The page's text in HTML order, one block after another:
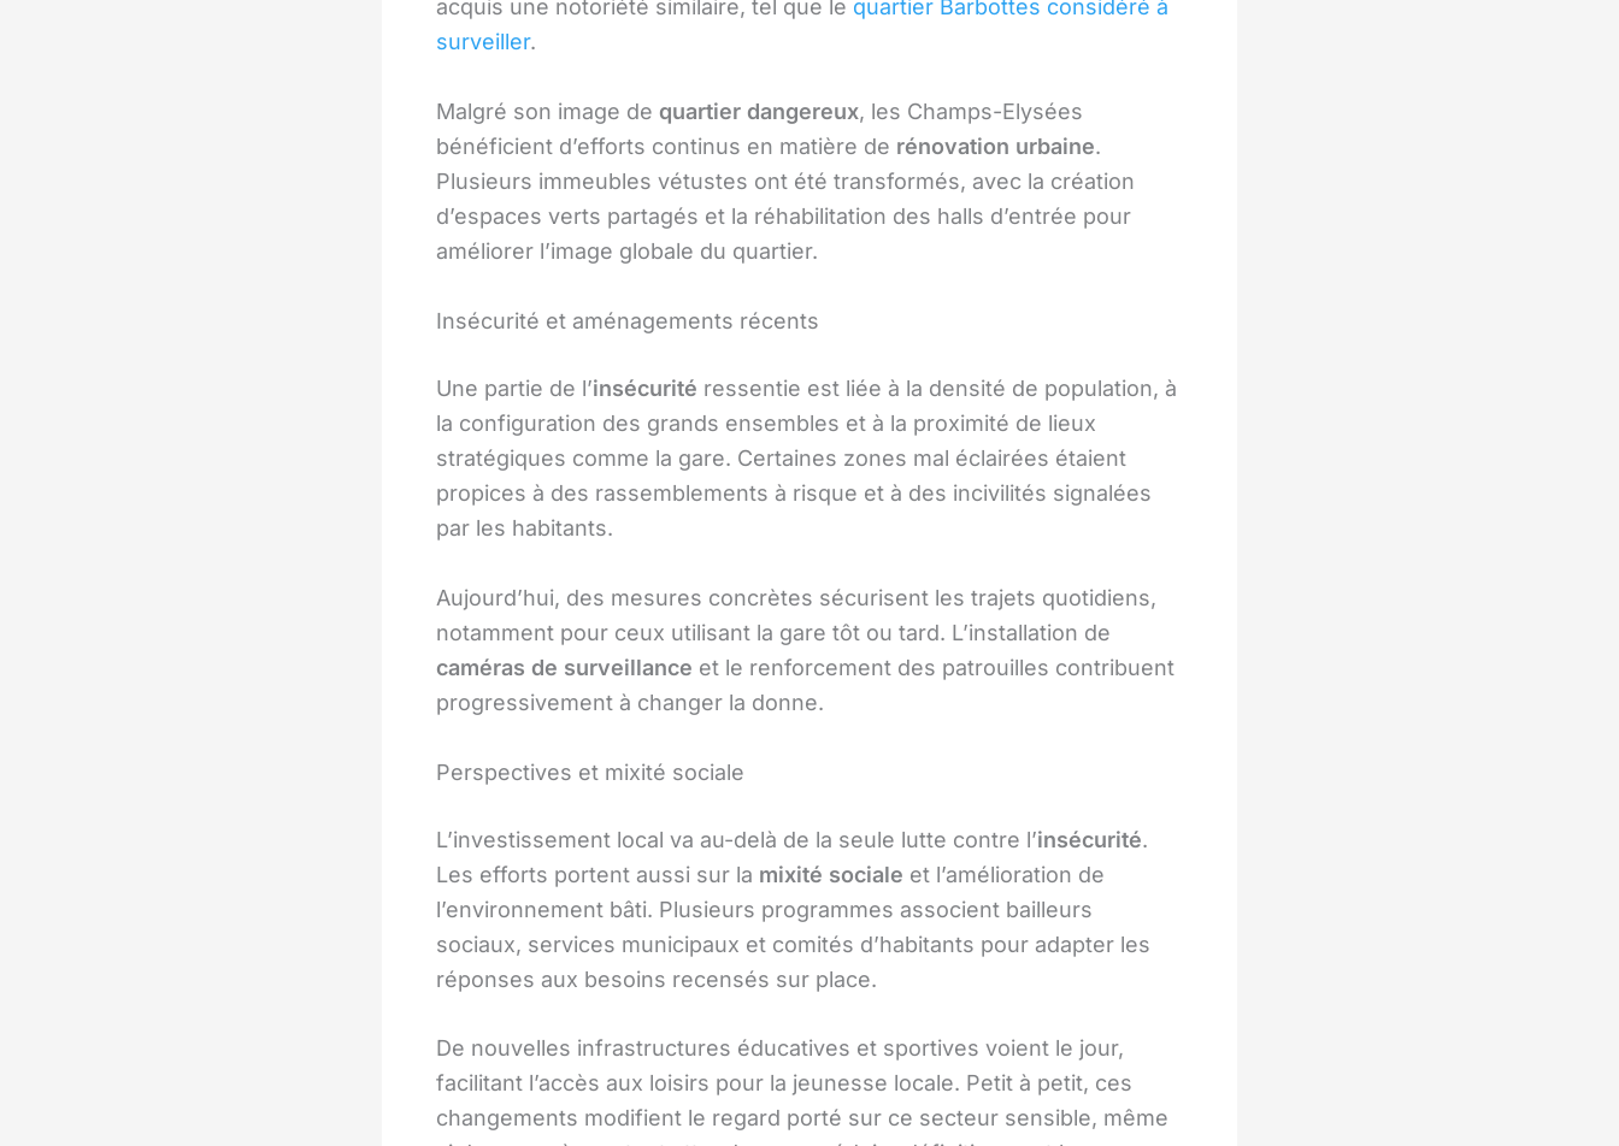
acquis une notoriété similaire, tel que le quartier Barbottes considéré à
surveiller.
Malgré son image de quartier dangereux, les Champs-Elysées
bénéficient d’efforts continus en matière de rénovation urbaine.
Plusieurs immeubles vétustes ont été transformés, avec la création
d’espaces verts partagés et la réhabilitation des halls d’entrée pour
améliorer l’image globale du quartier.
Insécurité et aménagements récents
Une partie de l’insécurité ressentie est liée à la densité de population, à
la configuration des grands ensembles et à la proximité de lieux
stratégiques comme la gare. Certaines zones mal éclairées étaient
propices à des rassemblements à risque et à des incivilités signalées
par les habitants.
Aujourd’hui, des mesures concrètes sécurisent les trajets quotidiens,
notamment pour ceux utilisant la gare tôt ou tard. L’installation de
caméras de surveillance et le renforcement des patrouilles contribuent
progressivement à changer la donne.
Perspectives et mixité sociale
L’investissement local va au-delà de la seule lutte contre l’insécurité.
Les efforts portent aussi sur la mixité sociale et l’amélioration de
l’environnement bâti. Plusieurs programmes associent bailleurs
sociaux, services municipaux et comités d’habitants pour adapter les
réponses aux besoins recensés sur place.
De nouvelles infrastructures éducatives et sportives voient le jour,
facilitant l’accès aux loisirs pour la jeunesse locale. Petit à petit, ces
changements modifient le regard porté sur ce secteur sensible, même